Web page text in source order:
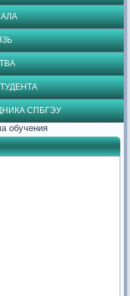
СПБГЭУ
обучения